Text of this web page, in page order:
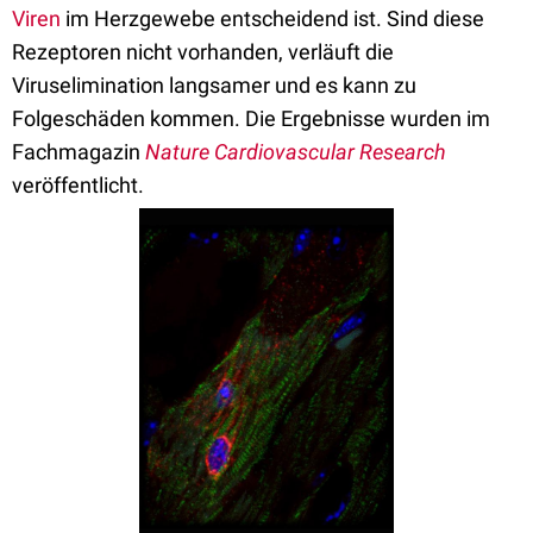
Viren im Herzgewebe entscheidend ist. Sind diese
Rezeptoren nicht vorhanden, verläuft die
Viruselimination langsamer und es kann zu
Folgeschäden kommen. Die Ergebnisse wurden im
Fachmagazin Nature Cardiovascular Research
veröffentlicht.